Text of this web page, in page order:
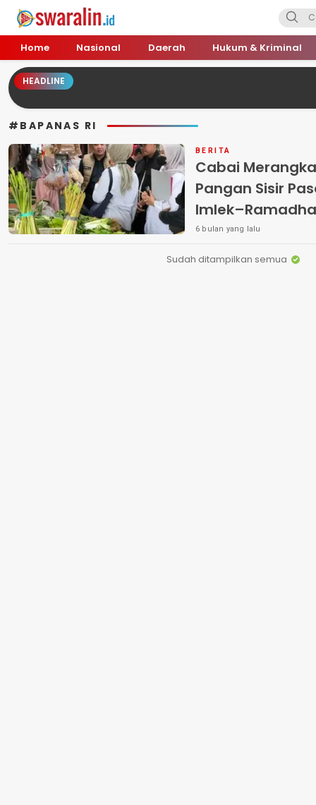
Swara Lin
Independent, Tajam & Profesional
Home Nasional Daerah Hukum & Kriminal
HEADLINE
#BAPANAS RI
BERITA
Cabai
Pangan Sisir Pasar
Diduga
6 bulan yang lalu
Sudah ditampilkan semua